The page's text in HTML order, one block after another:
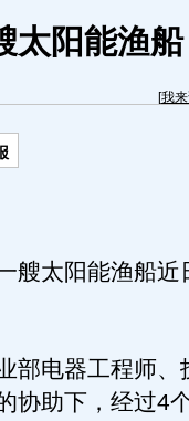
太阳能渔船
[我
太阳能渔船近
电器工程师、
协助下，经过4